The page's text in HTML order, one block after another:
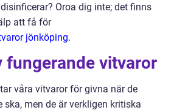
Oroa dig inte; det finns
att få för
jönköping.
fungerande vitvaror
våra vitvaror för givna när de
ska, men de är verkligen kritiska